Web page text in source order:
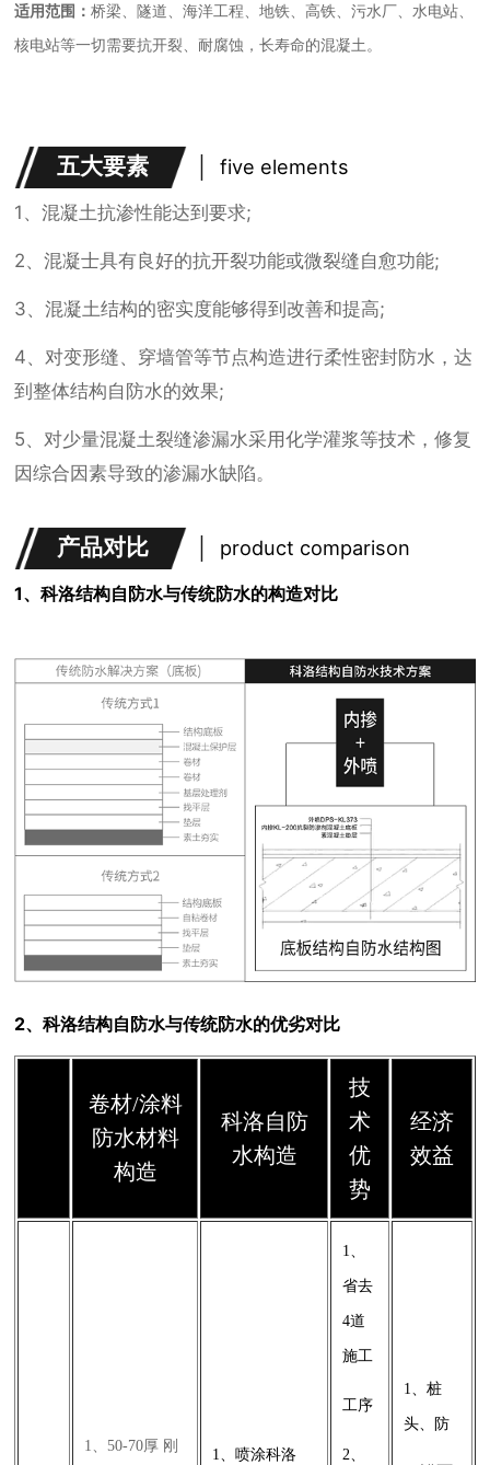
适用范围： 桥梁、隧道、海洋工程、地铁、高铁、污水厂、水电站、
核电站等一切需要抗开裂、耐腐蚀，长寿命的混凝土。
五大要素 five elements
1、混凝土抗渗性能达到要求;
2、混凝士具有良好的抗开裂功能或微裂缝自愈功能;
3、混凝土结构的密实度能够得到改善和提高;
4、对变形缝、穿墙管等节点构造进行柔性密封防水，达
到整体结构自防水的效果;
5、对少量混凝土裂缝渗漏水采用化学灌浆等技术，修复
因综合因素导致的渗漏水缺陷。
产品对比 product comparison
1、科洛结构自防水与传统防水的构造对比
2、科洛结构自防水与传统防水的优劣对比
卷材/涂料
防水材料
构造
科洛自防
水构造
技
术
优
势
经济
效益
1、50-70厚 刚
1、喷涂科洛
1、
省去
4道
施工
工序
2、
1、桩
头、防